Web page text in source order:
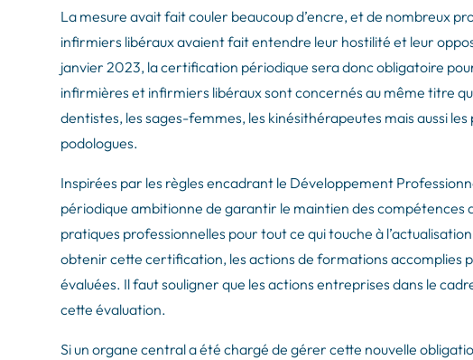
La mesure avait fait couler beaucoup d’encre, et de nombreux
infirmiers libéraux avaient fait entendre leur hostilité et leur
janvier 2023, la certification périodique sera donc obligatoire
infirmières et infirmiers libéraux sont concernés au même titre
dentistes, les sages-femmes, les kinésithérapeutes mais aussi
podologues.
Inspirées par les règles encadrant le Développement
périodique ambitionne de garantir le maintien des compétences
pratiques professionnelles pour tout ce qui touche à
obtenir cette certification, les actions de formations accomplies
évaluées. Il faut souligner que les actions entreprises dans le
cette évaluation.
Si un organe central a été chargé de gérer cette nouvelle